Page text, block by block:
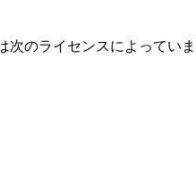
次のライセンスによってい